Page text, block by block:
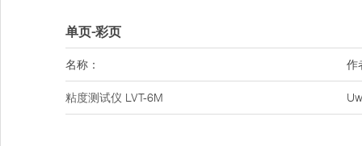
单页-彩页
名称： 作
粘度测试仪 LVT-6M